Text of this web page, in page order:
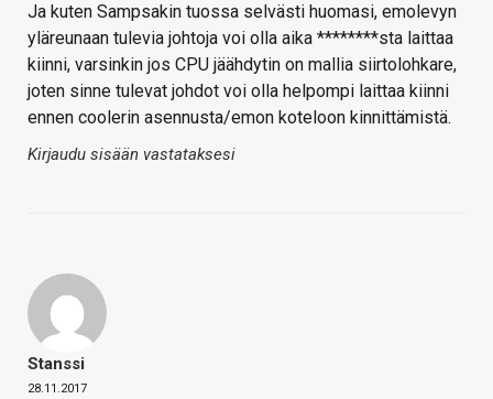
Ja kuten Sampsakin tuossa selvästi huomasi, emolevyn
yläreunaan tulevia johtoja voi olla aika ********sta laittaa
kiinni, varsinkin jos CPU jäähdytin on mallia siirtolohkare,
joten sinne tulevat johdot voi olla helpompi laittaa kiinni
ennen coolerin asennusta/emon koteloon kinnittämistä.
Kirjaudu sisään vastataksesi
Stanssi
28.11.2017